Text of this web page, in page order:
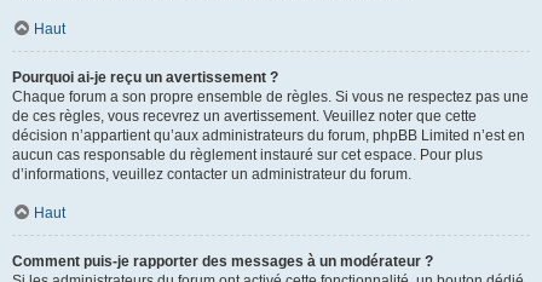
Haut
Pourquoi ai-je reçu un avertissement ?
Chaque forum a son propre ensemble de règles. Si vous ne respectez pas une
de ces règles, vous recevrez un avertissement. Veuillez noter que cette
décision n’appartient qu’aux administrateurs du forum, phpBB Limited n’est en
aucun cas responsable du règlement instauré sur cet espace. Pour plus
d’informations, veuillez contacter un administrateur du forum.
Haut
Comment puis-je rapporter des messages à un modérateur ?